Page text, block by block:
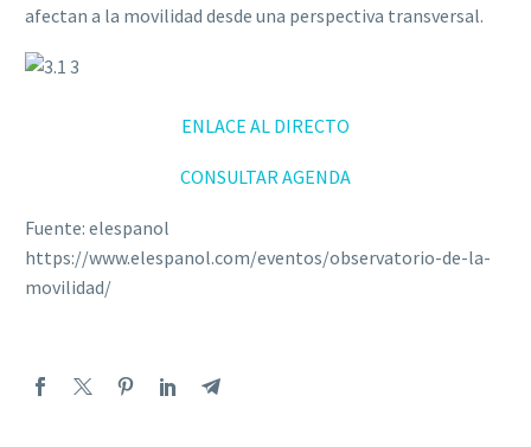
afectan a la movilidad desde una perspectiva transversal.
ENLACE AL DIRECTO
CONSULTAR AGENDA
Fuente: elespanol
https://www.elespanol.com/eventos/observatorio-de-la-
movilidad/